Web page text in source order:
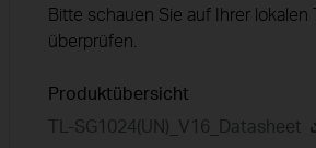
Bitte schauen Sie auf Ihrer
überprüfen.
Produktübersicht
TL-SG1024(UN)_V16_Datasheet